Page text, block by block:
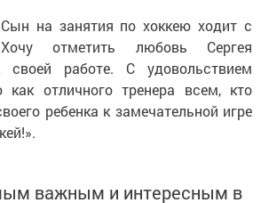
на занятия по хоккею ходит с
Хочу отметить любовь Сергея
своей работе. С удовольствием
как отличного тренера всем, кто
ребенка к замечательной игре
важным и интересным в